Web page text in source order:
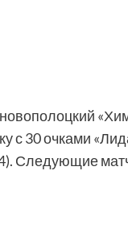
с 30 очками
Следующие